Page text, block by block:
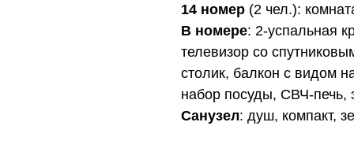
14 номер (2 чел.):
В номере: 2-успальная
телевизор со
столик, балкон с видом
набор посуды, СВЧ-печь,
Санузел: душ, компакт,